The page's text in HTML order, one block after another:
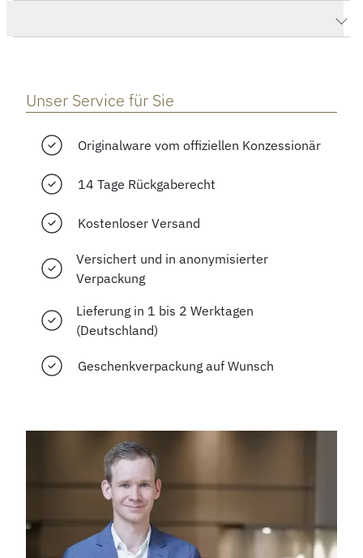
Unser Service für Sie
Originalware vom offiziellen Konzessionär
14 Tage Rückgaberecht
Kostenloser Versand
Versichert und in anonymisierter
Verpackung
Lieferung in 1 bis 2 Werktagen
(Deutschland)
Geschenkverpackung auf Wunsch